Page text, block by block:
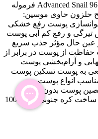
فرموله
حلزون حاوی موسین:
پوست رفع خشکی
و رفع کم آبی پوست
حال مؤثر جذب سریع
از پوست در برابر از
و آرام‌بخشی پوست
به پوست تسکین پوست
مناسب انواع پوست
پوست بدون تست
حیوانی بدون پارابن، سولفات و فتالات ساخت کره جنوبی حجم: 100